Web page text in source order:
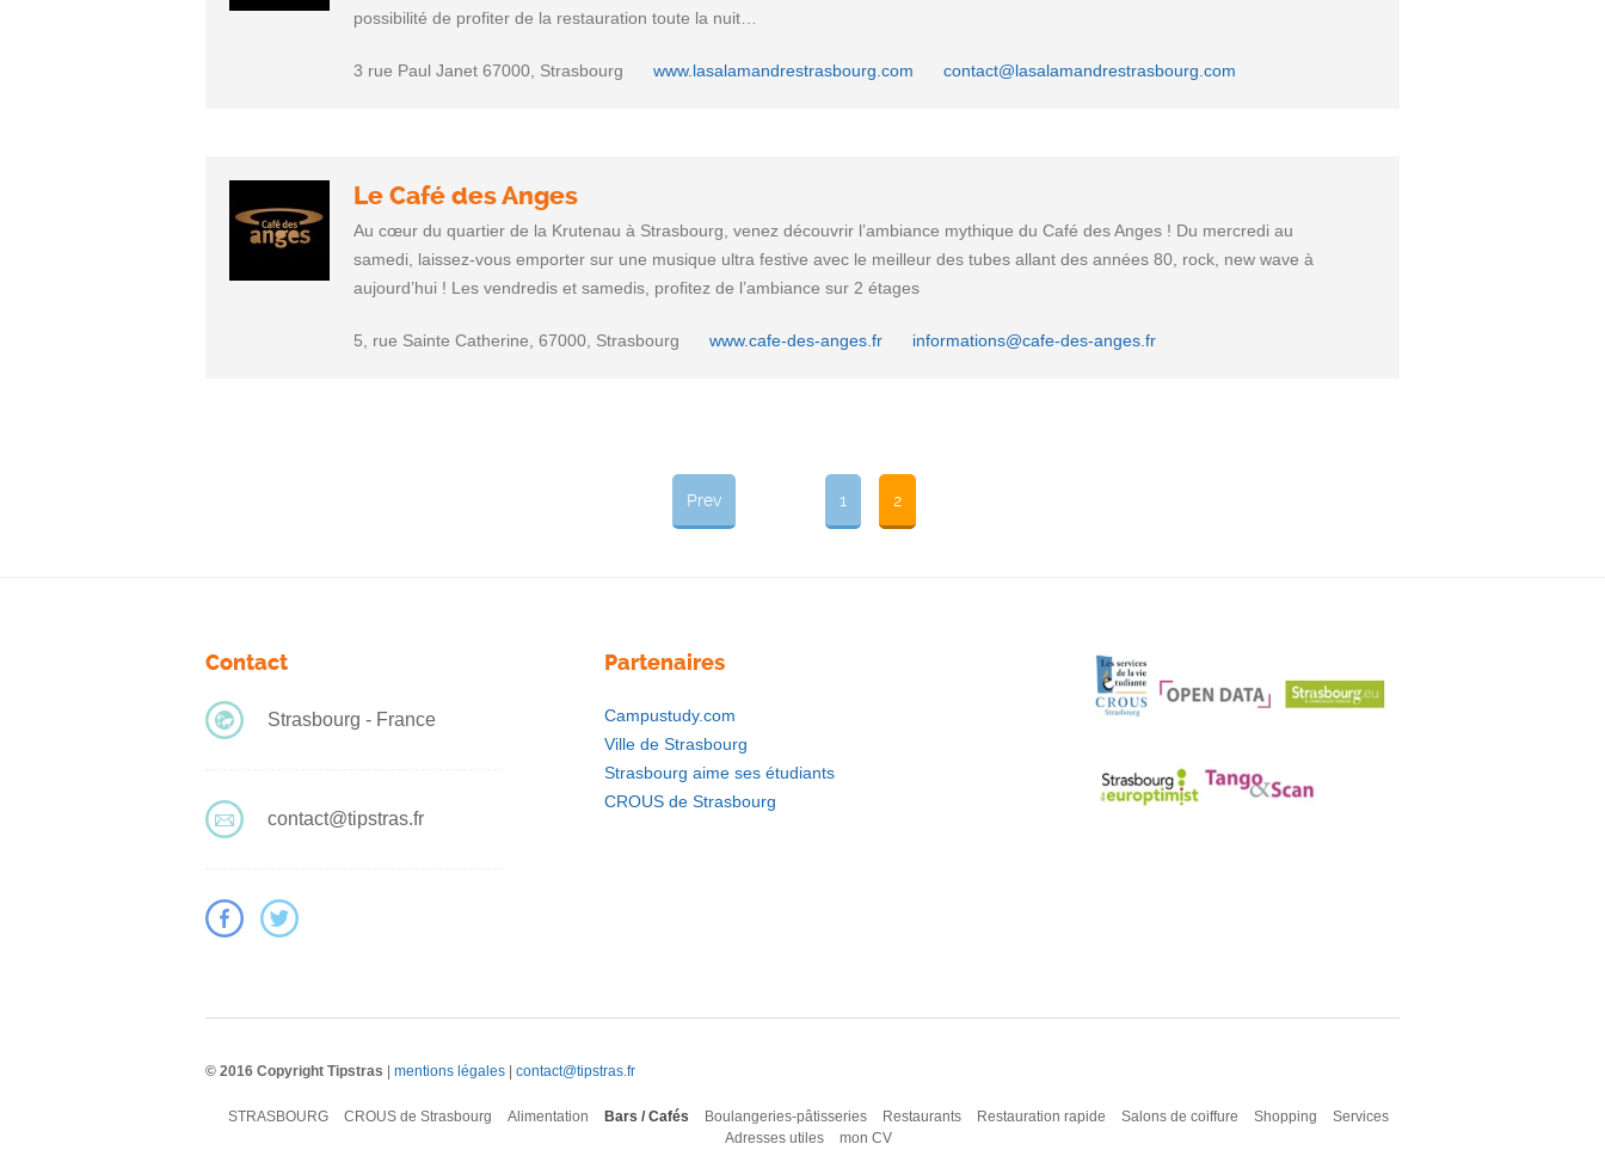
possibilité de profiter de la restauration toute la nuit…
3 rue Paul Janet 67000, Strasbourg www.lasalamandrestrasbourg.com contact@lasalamandrestrasbourg.com
Le Café des Anges
Au cœur du quartier de la Krutenau à Strasbourg, venez découvrir l’ambiance mythique du Café des Anges ! Du mercredi au
samedi, laissez-vous emporter sur une musique ultra festive avec le meilleur des tubes allant des années 80, rock, new wave à
aujourd’hui ! Les vendredis et samedis, profitez de l’ambiance sur 2 étages
5, rue Sainte Catherine, 67000, Strasbourg www.cafe-des-anges.fr informations@cafe-des-anges.fr
Prev 1 2
Contact
Strasbourg - France
contact@tipstras.fr
Partenaires
Campustudy.com
Ville de Strasbourg
Strasbourg aime ses étudiants
CROUS de Strasbourg
© 2016 Copyright Tipstras mentions légales contact@tipstras.fr
STRASBOURG CROUS de Strasbourg Alimentation Bars / Cafés Boulangeries-pâtisseries Restaurants Restauration rapide Salons de coiffure Shopping
Services
Adresses utiles
mon CV